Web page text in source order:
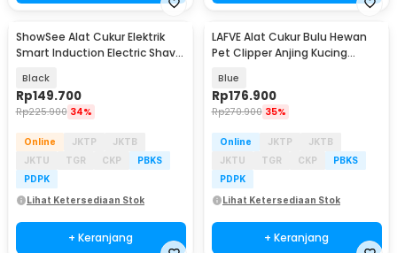
ShowSee Alat Cukur Elektrik
Smart Induction Electric Shaver
Black
Rp149.700
Rp225.900 34%
Online JKTP
JKTB
JKTU
TGR CKP
PBKS
PDPK
Lihat Ketersediaan Stok
+ Keranjang
LAFVE Alat Cukur Bulu Hewan
Pet Clipper Anjing Kucing
Blue
Rp176.900
Rp270.900 35%
Online JKTP
JKTB
JKTU
TGR CKP
PBKS
PDPK
Lihat Ketersediaan Stok
+ Keranjang